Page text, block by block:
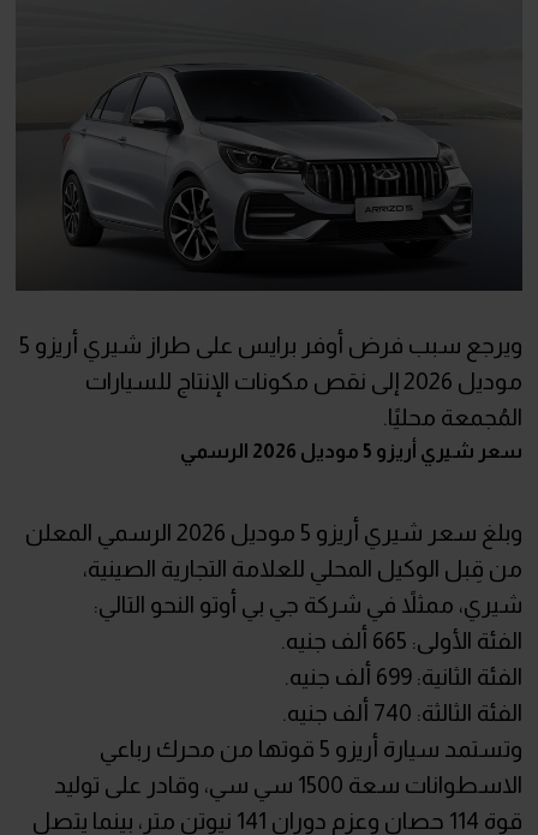
ويرجع سبب فرض أوفر برايس على طراز شيري أريزو 5
موديل 2026 إلى نقص مكونات الإنتاج للسيارات
المُجمعة محليًا.
سعر شيري أريزو 5 موديل 2026 الرسمي
وبلغ سعر شيري أريزو 5 موديل 2026 الرسمي المعلن
من قِبل الوكيل المحلي للعلامة التجارية الصينية،
شيري، ممثلاً في شركة جي بي أوتو النحو التالي:
الفئة الأولى: 665 ألف جنيه.
الفئة الثانية: 699 ألف جنيه.
الفئة الثالثة: 740 ألف جنيه.
وتستمد سيارة أريزو 5 قوتها من محرك رباعي
الاسطوانات سعة 1500 سي سي، وقادر على توليد
قوة 114 حصان وعزم دوران 141 نيوتن متر، بينما يتصل